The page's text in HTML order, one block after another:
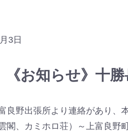
3日
《お知らせ》十
良野出張所より連絡があり、
閣、カミホロ荘）～上富良野